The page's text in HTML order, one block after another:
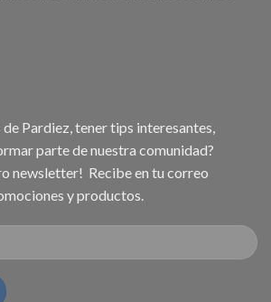
Pardiez, tener tips interesantes,
parte de nuestra comunidad?
newsletter! Recibe en tu correo
y productos.